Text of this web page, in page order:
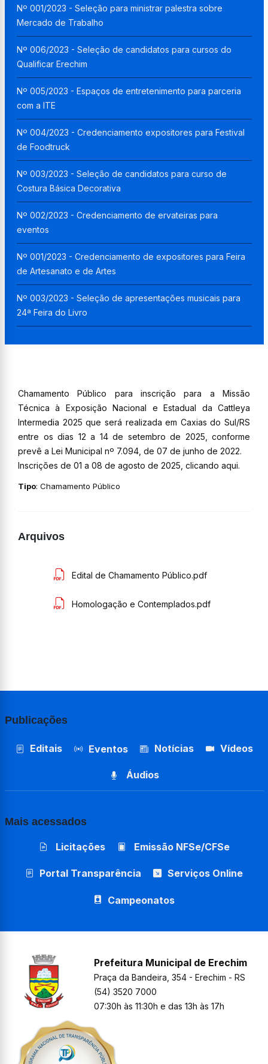
Nº 001/2023 - Seleção para ministrar palestra sobre
Mercado de Trabalho
Nº 006/2023 - Seleção de candidatos para cursos do
Qualificar Erechim
Nº 005/2023 - Espaços de entretenimento para parceria
com a ITE
Nº 004/2023 - Credenciamento expositores para Festival
de Foodtruck
Nº 003/2023 - Seleção de candidatos para curso de
Costura Básica Decorativa
Nº 002/2023 - Credenciamento de ervateiras para
eventos
Nº 001/2023 - Credenciamento de expositores para Feira
de Artesanato e de Artes
Nº 003/2023 - Seleção de apresentações musicais para
24ª Feira do Livro
Chamamento Público para inscrição para a Missão
Técnica à Exposição Nacional e Estadual da Cattleya
Intermedia 2025 que será realizada em Caxias do Sul/RS
entre os dias 12 a 14 de setembro de 2025, conforme
prevê a Lei Municipal nº 7.094, de 07 de junho de 2022.
Inscrições de 01 a 08 de agosto de 2025, clicando aqui.
Tipo: Chamamento Público
Arquivos
Edital de Chamamento Público.pdf
Homologação e Contemplados.pdf
Publicações
Editais Eventos Notícias Vídeos
Áudios
Mais acessados
Licitações Emissão NFSe/CFSe
Portal Transparência Serviços Online
Campeonatos
Prefeitura Municipal de Erechim
Praça da Bandeira, 354 - Erechim - RS
(54) 3520 7000
07:30h às 11:30h e das 13h às 17h